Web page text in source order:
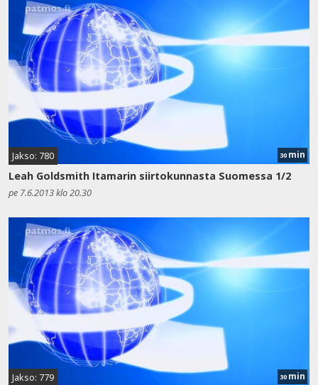
Jakso: 780 30 min
Leah Goldsmith Itamarin siirtokunnasta Suomessa 1/2
pe 7.6.2013 klo 20.30
Jakso: 779 30 min